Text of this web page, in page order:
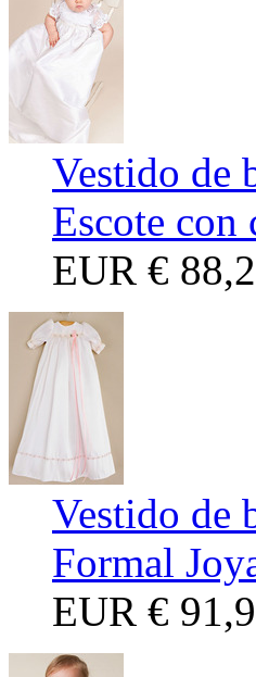
Vestido de
Escote
EUR €
Vestido de
Formal
EUR €